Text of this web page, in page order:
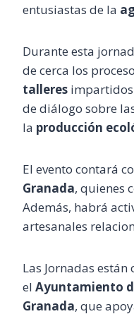
entusiastas de la
Durante esta
de cerca los
talleres
de diálogo sobre
la producción
El evento contará
Granada, quienes
Además, habrá
artesanales
Las Jornadas
el Ayuntamiento
Granada, que